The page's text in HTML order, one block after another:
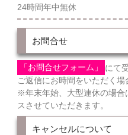
24時間年中無休
お問合せ
「お問合せフォーム」
にて
ご返信にお時間をいただく場
※年末年始、大型連休の場合
スさせていただきます。
キャンセルについて